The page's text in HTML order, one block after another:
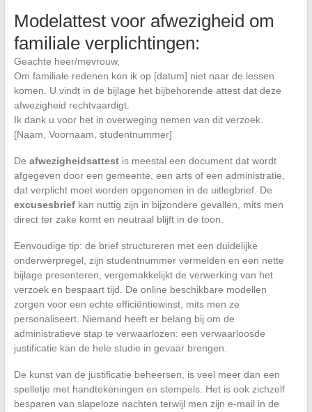
Modelattest voor afwezigheid om
familiale verplichtingen:
Geachte heer/mevrouw,
Om familiale redenen kon ik op [datum] niet naar de lessen
komen. U vindt in de bijlage het bijbehorende attest dat deze
afwezigheid rechtvaardigt.
Ik dank u voor het in overweging nemen van dit verzoek.
[Naam, Voornaam, studentnummer]
De afwezigheidsattestis meestal een document dat wordt
afgegeven door een gemeente, een arts of een administratie,
dat verplicht moet worden opgenomen in de uitlegbrief. De
excusesbriefkan nuttig zijn in bijzondere gevallen, mits men
direct ter zake komt en neutraal blijft in de toon.
Eenvoudige tip: de brief structureren met een duidelijke
onderwerpregel, zijn studentnummer vermelden en een nette
bijlage presenteren, vergemakkelijkt de verwerking van het
verzoek en bespaart tijd. De online beschikbare modellen
zorgen voor een echte efficiëntiewinst, mits men ze
personaliseert. Niemand heeft er belang bij om de
administratieve stap te verwaarlozen: een verwaarloosde
justificatie kan de hele studie in gevaar brengen.
De kunst van de justificatie beheersen, is veel meer dan een
spelletje met handtekeningen en stempels. Het is ook zichzelf
besparen van slapeloze nachten terwijl men zijn e-mail in de